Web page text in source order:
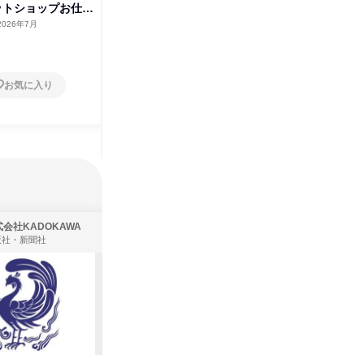
ショップお仕事
年7月
お気に入り
会社KADOKAWA
・新聞社